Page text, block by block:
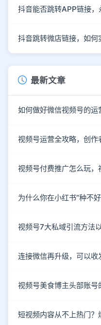
抖音能否跳转APP链接
抖音跳转微店链接，如何
最新文章
如何做好微信视频号的运
视频号运营全攻略，创作
为什么你在小红书“种不好
视频号7大私域引流方法
连接微信再升级，可以收
短视频内容从不上热门